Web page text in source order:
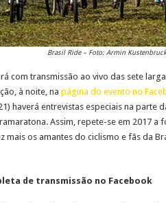
Brasil Ride – Foto: Armin
com transmissão ao vivo das sete
à noite, na página do evento no
haverá entrevistas especiais na parte
Assim, repete-se em 2017 a
mais os amantes do ciclismo e fãs da
de transmissão no Facebook